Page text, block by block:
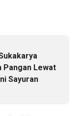
Pangan Lewat
Sayuran